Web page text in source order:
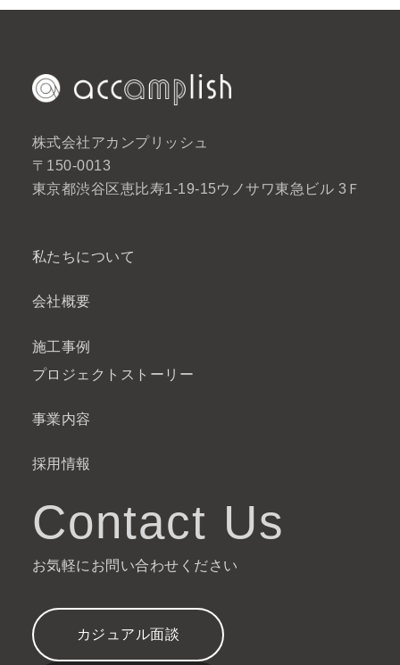
株式会社アカンプリッシュ
〒150-0013
東京都渋谷区恵比寿1-19-15ウノサワ東急ビル 3Ｆ
私たちについて
会社概要
施工事例
プロジェクトストーリー
事業内容
採用情報
Contact Us
お気軽にお問い合わせください
カジュアル面談